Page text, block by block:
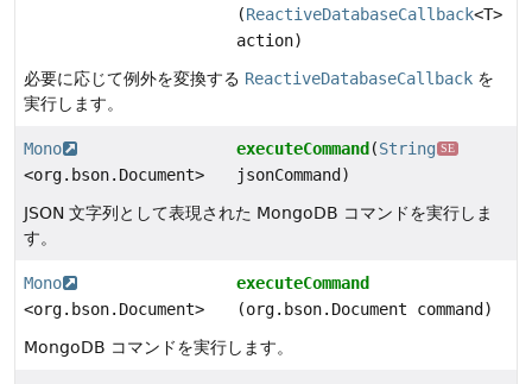
(ReactiveDatabaseCallback<T>
action)
必要に応じて例外を変換する ReactiveDatabaseCallback を
実行します。
Mono
<org.bson.Document>
executeCommand (String SE
jsonCommand)
JSON 文字列として表現された MongoDB コマンドを実行しま
す。
Mono
<org.bson.Document>
executeCommand
(org.bson.Document command)
MongoDB コマンドを実行します。